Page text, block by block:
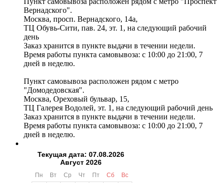
Вернадского".
Москва, просп. Вернадского, 14а,
ТЦ Обувь-Сити, пав. 24, эт. 1, на следующий рабочий
день
Заказ хранится в пункте выдачи в течении недели.
Время работы пункта самовывоза: с 10:00 до 21:00, 7
дней в неделю.
Пункт самовывоза расположен рядом с метро
"Домодедовская".
Москва, Ореховый бульвар, 15,
ТЦ Галерея Водолей, эт. 1, на следующий рабочий день
Заказ хранится в пункте выдачи в течении недели.
Время работы пункта самовывоза: с 10:00 до 21:00, 7
дней в неделю.
Текущая дата: 07.08.2026
Август 2026
Пн Вт Ср Чт Пт Сб Вс